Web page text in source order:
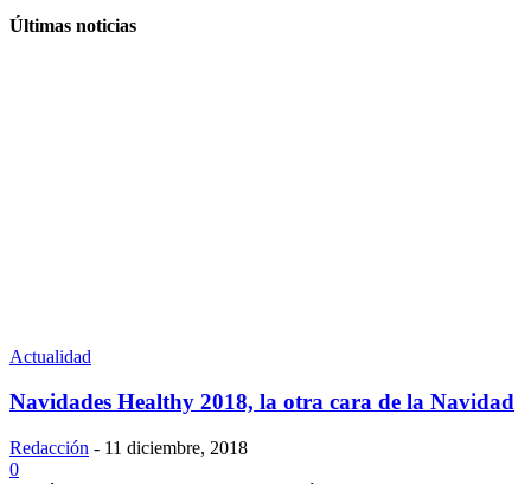
Últimas noticias
Actualidad
Navidades Healthy 2018, la otra cara de la Navidad
Redacción - 11 diciembre, 2018
0